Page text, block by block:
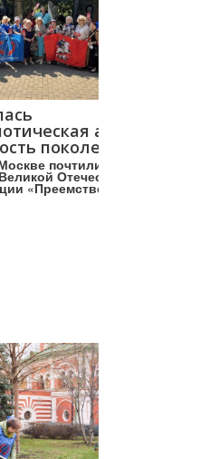
акция
поколений»
почтили память
Отечественной
«Преемственность